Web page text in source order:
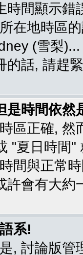
時間顯示
在地時區
(雪梨
的話, 請趕
是時間依然
區正確,
"夏日時間
間與正常
許會有大約
系!
, 討論版